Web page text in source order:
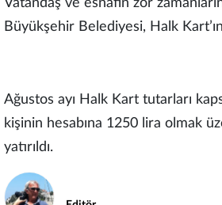
Vatandaş ve esnafın zor
Büyükşehir Belediyesi, Halk
Ağustos ayı Halk Kart tutarları
kişinin hesabına 1250 lira olmak
yatırıldı.